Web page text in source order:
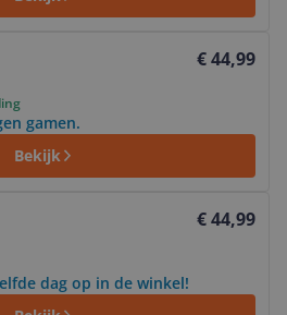
€ 44,99
gamen.
Bekijk
€ 44,99
dag op in de winkel!